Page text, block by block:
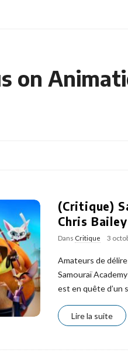
on
(Critique)
Chris Bailey
Dans Critique 3
Amateurs de
Samouraï
est en quête d’un
Lire la suite